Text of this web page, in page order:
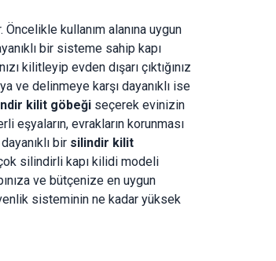
kullanım alanına uygun
bir sisteme sahip kapı
kilitleyip evden dışarı çıktığınız
ve delinmeye karşı dayanıklı ise
kilit göbeği seçerek evinizin
evrakların korunması
bir silindir kilit
silindirli kapı kilidi modeli
ve bütçenize en uygun
sisteminin ne kadar yüksek